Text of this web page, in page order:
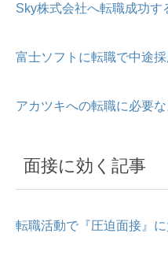
Sky株式会社へ転職成功す
富士ソフトに転職で中途
アカツキへの転職に必要
面接に効く記事
転職活動で『圧迫面接』